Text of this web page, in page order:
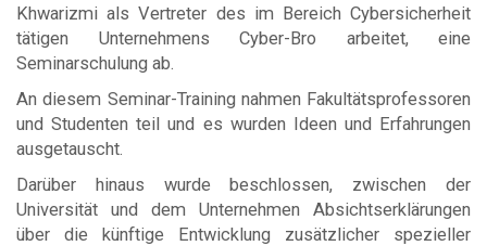
Khwarizmi als Vertreter des im Bereich Cybersicherheit
tätigen Unternehmens Cyber-Bro arbeitet, eine
Seminarschulung ab.
An diesem Seminar-Training nahmen Fakultätsprofessoren
und Studenten teil und es wurden Ideen und Erfahrungen
ausgetauscht.
Darüber hinaus wurde beschlossen, zwischen der
Universität und dem Unternehmen Absichtserklärungen
über die künftige Entwicklung zusätzlicher spezieller